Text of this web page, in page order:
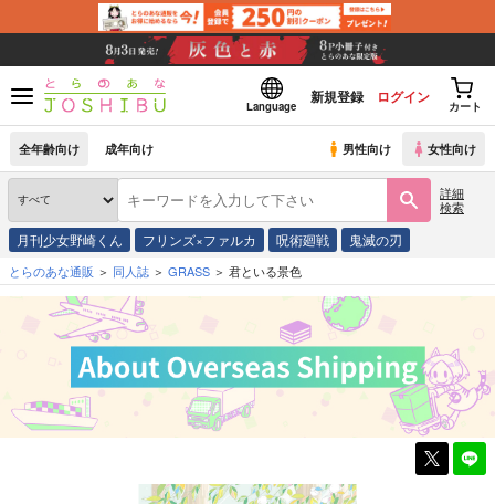
Language
新規登録 ログイン
カート
全年齢向け 成年向け 男性向け 女性向け
詳細
検索
月刊少女野崎くん フリンズ×ファルカ 呪術廻戦 鬼滅の刃
とらのあな通販 同人誌 GRASS 君といる景色